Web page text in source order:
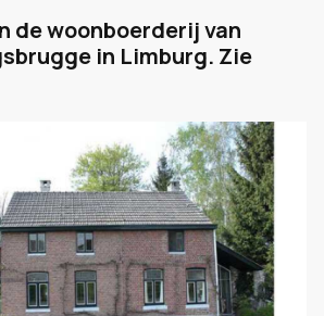
de woonboerderij van
in Limburg. Zie